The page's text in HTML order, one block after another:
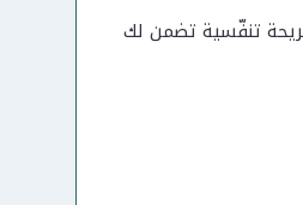
مريحة تنفّسية تضمن لك